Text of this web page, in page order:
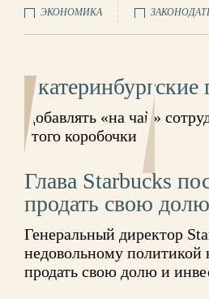
ЭКОНОМИКА
Добавлять «на чай»
этого коробочки
Глава Starbucks
продать свою долю
Генеральный директор
недовольному политикой
продать свою долю и